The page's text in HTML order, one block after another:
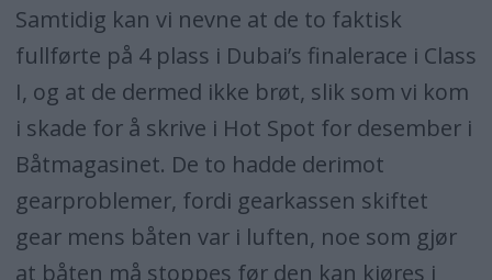
Samtidig kan vi nevne at de to faktisk
fullførte på 4 plass i Dubai’s finalerace i Class
I, og at de dermed ikke brøt, slik som vi kom
i skade for å skrive i Hot Spot for desember i
Båtmagasinet. De to hadde derimot
gearproblemer, fordi gearkassen skiftet
gear mens båten var i luften, noe som gjør
at båten må stoppes før den kan kjøres i